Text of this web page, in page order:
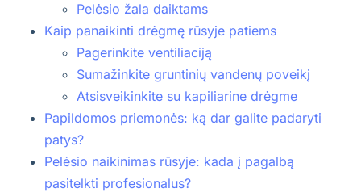
Pelėsio žala daiktams
Kaip panaikinti drėgmę rūsyje patiems
Pagerinkite ventiliaciją
Sumažinkite gruntinių vandenų poveikį
Atsisveikinkite su kapiliarine drėgme
Papildomos priemonės: ką dar galite padaryti
patys?
Pelėsio naikinimas rūsyje: kada į pagalbą
pasitelkti profesionalus?